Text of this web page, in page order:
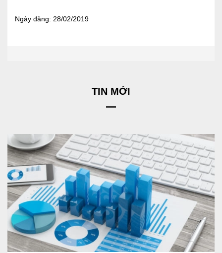
TIN TỨC
Ngày đăng: 28/02/2019
TIN MỚI